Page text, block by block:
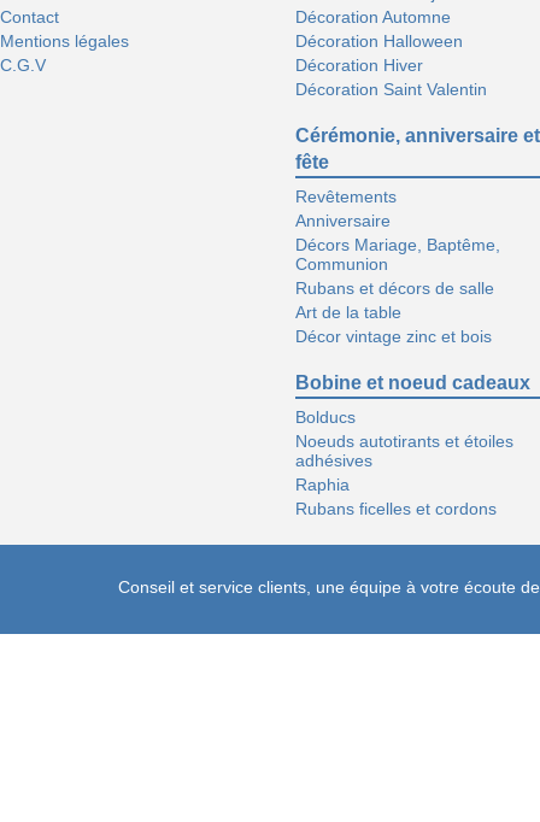
Contact
Mentions légales
C.G.V
Décoration Automne
Décoration Halloween
Décoration Hiver
Décoration Saint Valentin
Cérémonie, anniversaire et
fête
Revêtements
Anniversaire
Décors Mariage, Baptême,
Communion
Rubans et décors de salle
Art de la table
Décor vintage zinc et bois
Bobine et noeud cadeaux
Bolducs
Noeuds autotirants et étoiles
adhésives
Raphia
Rubans ficelles et cordons
Conseil et service clients, une équipe à votre écoute